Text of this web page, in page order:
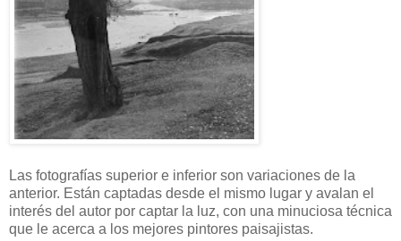
Las fotografías superior e inferior son variaciones de la
anterior. Están captadas desde el mismo lugar y avalan el
interés del autor por captar la luz, con una minuciosa técnica
que le acerca a los mejores pintores paisajistas.